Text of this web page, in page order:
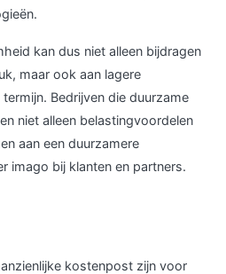
kan dus niet alleen bijdragen
maar ook aan lagere
Bedrijven die duurzame
niet alleen belastingvoordelen
aan een duurzamere
imago bij klanten en partners.
kostenpost zijn voor